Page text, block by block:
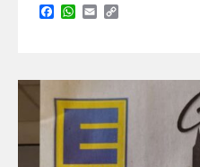
Facebook
WhatsApp
Email